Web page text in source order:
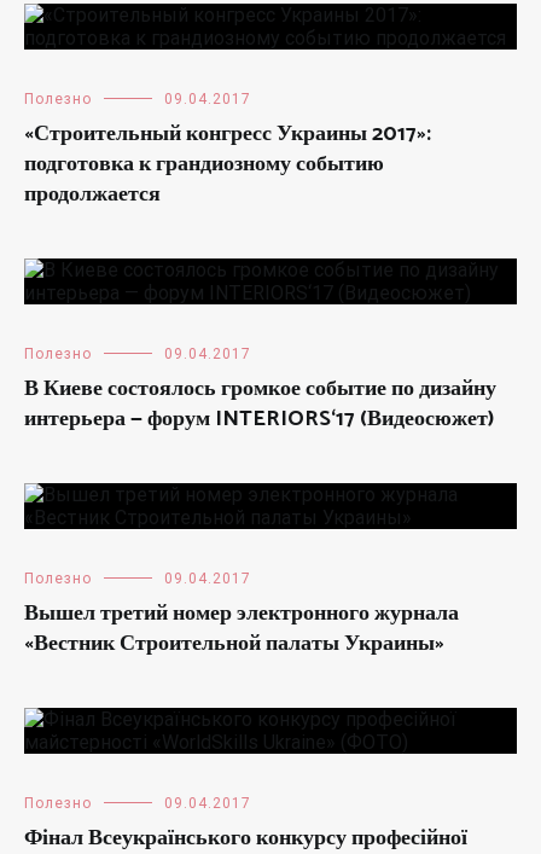
Полезно 09.04.2017
«Строительный конгресс Украины 2017»:
подготовка к грандиозному событию
продолжается
Полезно 09.04.2017
В Киеве состоялось громкое событие по дизайну
интерьера — форум INTERIORS‘17 (Видеосюжет)
Полезно 09.04.2017
Вышел третий номер электронного журнала
«Вестник Строительной палаты Украины»
Полезно 09.04.2017
Фінал Всеукраїнського конкурсу професійної